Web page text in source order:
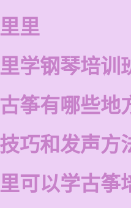
里
学钢琴培训
筝有哪些地
巧和发声方
可以学古筝